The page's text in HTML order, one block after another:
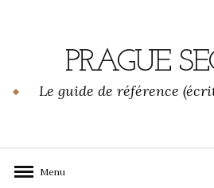
PRAGUE
Le guide de référence
Menu